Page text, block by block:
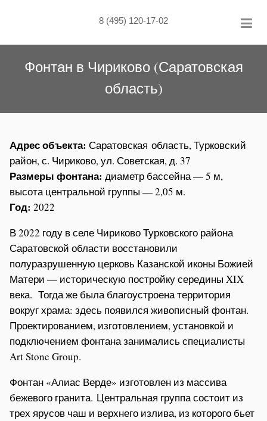
8 (495) 120-17-02
Фонтан в Чириково (Саратовская
область)
Адрес объекта: Саратовская область, Турковский
район, с. Чириково, ул. Советская, д. 37
Размеры фонтана: диаметр бассейна — 5 м,
высота центральной группы — 2,05 м.
Год: 2022
В 2022 году в селе Чириково Турковского района
Саратовской области восстановили
полуразрушенную церковь Казанской иконы Божией
Матери — историческую постройку середины XIX
века. Тогда же была благоустроена территория
вокруг храма: здесь появился живописный фонтан.
Проектированием, изготовлением, установкой и
подключением фонтана занимались специалисты
Art Stone Group.
Фонтан «Алиас Верде» изготовлен из массива
бежевого гранита. Центральная группа состоит из
трех ярусов чаш и верхнего излива, из которого бьет